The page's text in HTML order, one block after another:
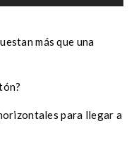
más que una
para llegar a